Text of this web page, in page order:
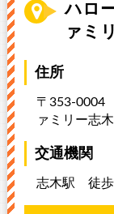
ハロ
ァミ
住所
〒353-0004
ァミリー志
交通機関
志木駅 徒歩